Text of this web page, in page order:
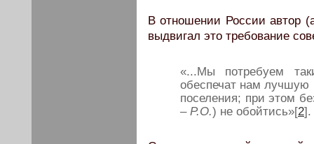
В отношении России автор
выдвигал это требование
«...Мы потребуем
обеспечат нам лучшую
поселения; при этом
– P.O.) не обойтись»[2].